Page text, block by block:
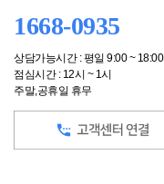
1668-0935
상담가능시간 : 평일 9:00 ~ 18:00
점심시간 : 12시 ~ 1시
주말,공휴일 휴무